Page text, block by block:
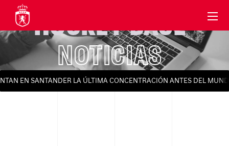
HOCKEY BASE
NOTICIAS
EN SANTANDER LA ÚLTIMA CONCENTRACIÓN ANTES DEL